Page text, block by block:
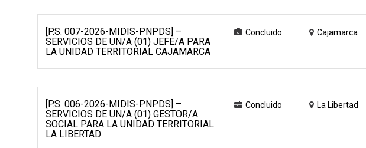
[P.S. 007-2026-MIDIS-PNPDS] –
SERVICIOS DE UN/A (01) JEFE/A PARA
LA UNIDAD TERRITORIAL CAJAMARCA
Concluido Cajamarca
[P.S. 006-2026-MIDIS-PNPDS] –
SERVICIOS DE UN/A (01) GESTOR/A
SOCIAL PARA LA UNIDAD TERRITORIAL
LA LIBERTAD
Concluido La Libertad